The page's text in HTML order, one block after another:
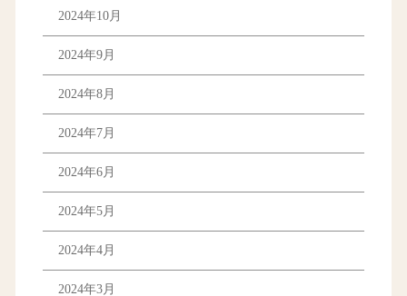
2024年10月
2024年9月
2024年8月
2024年7月
2024年6月
2024年5月
2024年4月
2024年3月